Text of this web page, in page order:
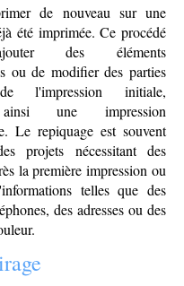
de nouveau sur une
été imprimée. Ce procédé
des éléments
ou de modifier des parties
l'impression initiale,
une impression
Le repiquage est souvent
projets nécessitant des
la première impression ou
telles que des
des adresses ou des